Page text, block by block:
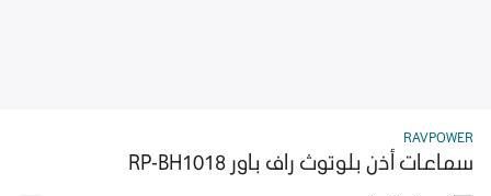
RAVPOWER
سماعات أذن بلوتوث راف باور RP-BH1018